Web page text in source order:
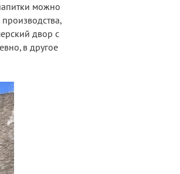
можно
двор с
в другое